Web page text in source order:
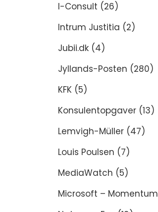
I-Consult (26)
Intrum Justitia (2)
Jubii.dk (4)
Jyllands-Posten (280)
KFK (5)
Konsulentopgaver (13)
Lemvigh-Müller (47)
Louis Poulsen (7)
MediaWatch (5)
Microsoft – Momentum